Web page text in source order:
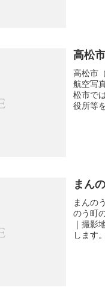
高松
高松市
航空写
松市で
役所等
まん
まんの
のう町
｜撮影
します